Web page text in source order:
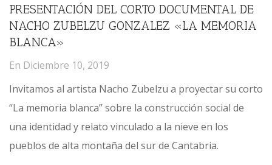
PRESENTACIÓN DEL CORTO DOCUMENTAL DE
NACHO ZUBELZU GONZALEZ «LA MEMORIA
BLANCA»
En Diciembre 10, 2019
Invitamos al artista Nacho Zubelzu a proyectar su corto
“La memoria blanca” sobre la construcción social de
una identidad y relato vinculado a la nieve en los
pueblos de alta montaña del sur de Cantabria.